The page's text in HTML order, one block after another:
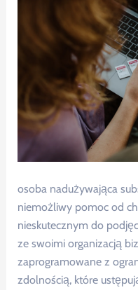
osoba nadużywająca
niemożliwy pomoc od
nieskutecznym do
ze swoimi organizacją
zaprogramowane z
zdolnością, które